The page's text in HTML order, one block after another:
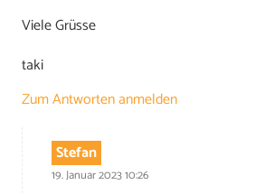
Viele Grüsse
taki
Zum Antworten anmelden
Stefan
19. Januar 2023 10:26